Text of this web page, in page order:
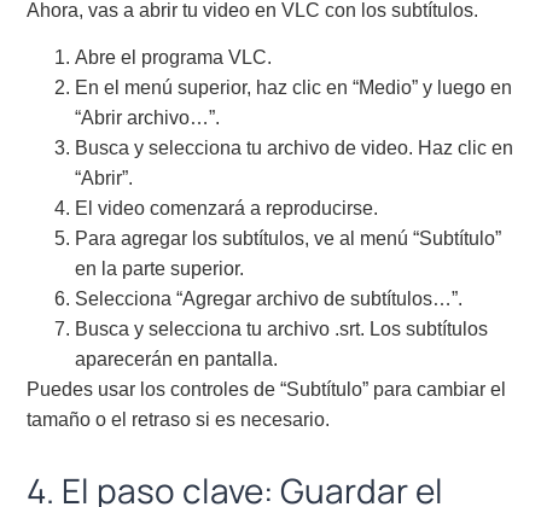
Ahora, vas a abrir tu video en VLC con los subtítulos.
Abre el programa VLC.
En el menú superior, haz clic en “Medio” y luego en
“Abrir archivo…”.
Busca y selecciona tu archivo de video. Haz clic en
“Abrir”.
El video comenzará a reproducirse.
Para agregar los subtítulos, ve al menú “Subtítulo”
en la parte superior.
Selecciona “Agregar archivo de subtítulos…”.
Busca y selecciona tu archivo .srt. Los subtítulos
aparecerán en pantalla.
Puedes usar los controles de “Subtítulo” para cambiar el
tamaño o el retraso si es necesario.
4. El paso clave: Guardar el